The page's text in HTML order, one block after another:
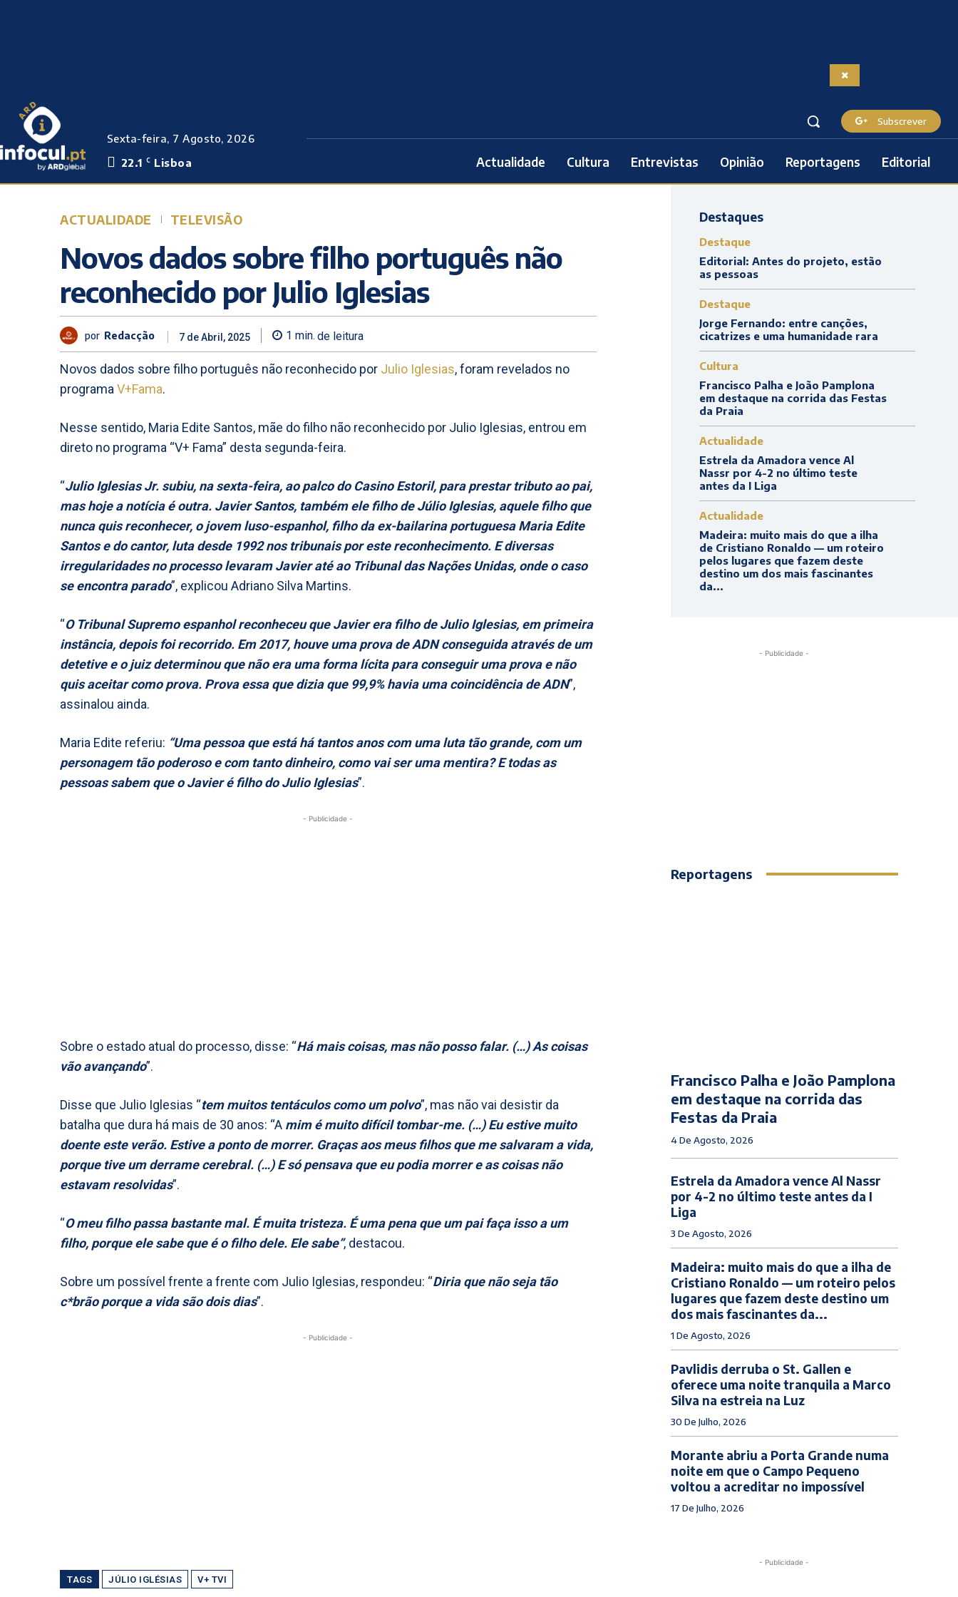
Sexta-feira, 7 Agosto, 2026
22.1 C Lisboa
Subscrever
Actualidade Cultura Entrevistas Opinião Reportagens Editorial
ACTUALIDADE TELEVISÃO
Novos dados sobre filho português não
reconhecido por Julio Iglesias
por Redacção 7 de Abril, 2025 1 min. de leitura
Novos dados sobre filho português não reconhecido por Julio Iglesias, foram revelados no
programa V+Fama.
Nesse sentido, Maria Edite Santos, mãe do filho não reconhecido por Julio Iglesias, entrou em
direto no programa “V+ Fama” desta segunda-feira.
“Julio Iglesias Jr. subiu, na sexta-feira, ao palco do Casino Estoril, para prestar tributo ao pai,
mas hoje a notícia é outra. Javier Santos, também ele filho de Júlio Iglesias, aquele filho que
nunca quis reconhecer, o jovem luso-espanhol, filho da ex-bailarina portuguesa Maria Edite
Santos e do cantor, luta desde 1992 nos tribunais por este reconhecimento. E diversas
irregularidades no processo levaram Javier até ao Tribunal das Nações Unidas, onde o caso
se encontra parado”, explicou Adriano Silva Martins.
“O Tribunal Supremo espanhol reconheceu que Javier era filho de Julio Iglesias, em primeira
instância, depois foi recorrido. Em 2017, houve uma prova de ADN conseguida através de um
detetive e o juiz determinou que não era uma forma lícita para conseguir uma prova e não
quis aceitar como prova. Prova essa que dizia que 99,9% havia uma coincidência de ADN”,
assinalou ainda.
Maria Edite referiu: “Uma pessoa que está há tantos anos com uma luta tão grande, com um
personagem tão poderoso e com tanto dinheiro, como vai ser uma mentira? E todas as
pessoas sabem que o Javier é filho do Julio Iglesias”.
- Publicidade -
Sobre o estado atual do processo, disse: “Há mais coisas, mas não posso falar. (…) As coisas
vão avançando”.
Disse que Julio Iglesias “tem muitos tentáculos como um polvo”, mas não vai desistir da
batalha que dura há mais de 30 anos: “A mim é muito difícil tombar-me. (…) Eu estive muito
doente este verão. Estive a ponto de morrer. Graças aos meus filhos que me salvaram a vida,
porque tive um derrame cerebral. (…) E só pensava que eu podia morrer e as coisas não
estavam resolvidas”.
“O meu filho passa bastante mal. É muita tristeza. É uma pena que um pai faça isso a um
filho, porque ele sabe que é o filho dele. Ele sabe”, destacou.
Sobre um possível frente a frente com Julio Iglesias, respondeu: “Diria que não seja tão
c*brão porque a vida são dois dias”.
- Publicidade -
TAGS JÚLIO IGLÉSIAS V+ TVI
Destaques
Destaque
Editorial: Antes do projeto, estão
as pessoas
Destaque
Jorge Fernando: entre canções,
cicatrizes e uma humanidade rara
Cultura
Francisco Palha e João Pamplona
em destaque na corrida das Festas
da Praia
Actualidade
Estrela da Amadora vence Al
Nassr por 4-2 no último teste
antes da I Liga
Actualidade
Madeira: muito mais do que a ilha
de Cristiano Ronaldo — um roteiro
pelos lugares que fazem deste
destino um dos mais fascinantes
da...
- Publicidade -
Reportagens
Francisco Palha e João Pamplona
em destaque na corrida das
Festas da Praia
4 De Agosto, 2026
Estrela da Amadora vence Al Nassr
por 4-2 no último teste antes da I
Liga
3 De Agosto, 2026
Madeira: muito mais do que a ilha de
Cristiano Ronaldo — um roteiro pelos
lugares que fazem deste destino um
dos mais fascinantes da...
1 De Agosto, 2026
Pavlidis derruba o St. Gallen e
oferece uma noite tranquila a Marco
Silva na estreia na Luz
30 De Julho, 2026
Morante abriu a Porta Grande numa
noite em que o Campo Pequeno
voltou a acreditar no impossível
17 De Julho, 2026
- Publicidade -